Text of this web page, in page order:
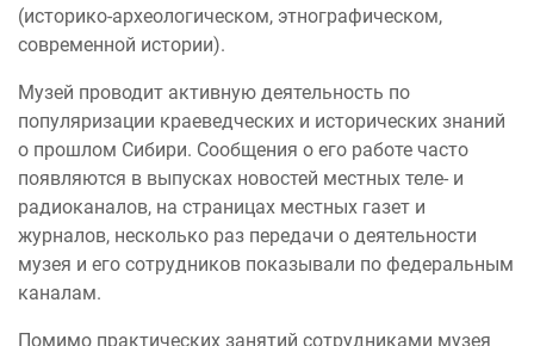
(историко-археологическом, этнографическом,
современной истории).
Музей проводит активную деятельность по
популяризации краеведческих и исторических знаний
о прошлом Сибири. Сообщения о его работе часто
появляются в выпусках новостей местных теле- и
радиоканалов, на страницах местных газет и
журналов, несколько раз передачи о деятельности
музея и его сотрудников показывали по федеральным
каналам.
Помимо практических занятий сотрудниками музея